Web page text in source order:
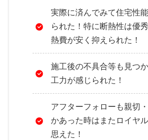
実際に済んでみて住宅性
られた！特に断熱性は優
熱費が安く抑えられた！
施工後の不具合等も見つ
工力が感じられた！
アフターフォローも親切
かあった時はまたロイヤ
思えた！